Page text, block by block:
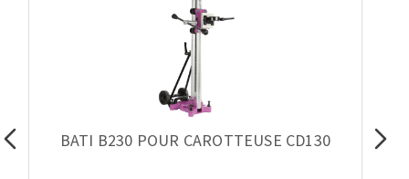
BATI B230 POUR CAROTTEUSE CD130